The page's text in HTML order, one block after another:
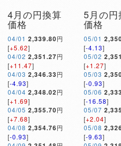
4月の円換算
価格
04/01 2,339.80円
[+5.62]
04/02 2,351.27円
[+11.47]
04/03 2,346.33円
[-4.93]
04/04 2,348.02円
[+1.69]
04/05 2,355.70円
[+7.68]
04/08 2,354.76円
[-0.93]
5月の円
価格
05/01
[-4.13]
05/02
[+1.27]
05/03
[-0.93]
05/06
[-16.58]
05/07
[+2.04]
05/08
[-9.63]